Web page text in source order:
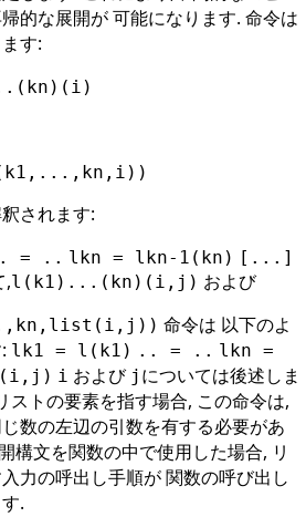
的な展開が 可能になります. 命令は
す:
されます:
= .. lkn = lkn-1(kn)
[...]
,l(k1)...(kn)(i,j) および
命令は 以下のよ
lk1 = l(k1) .. = .. lkn =
i および j については後述しま
ストの要素を指す場合, この命令は,
数の左辺の引数を有する必要があ
構文を関数の中で使用した場合, リ
力の呼出し手順が 関数の呼び出し
.